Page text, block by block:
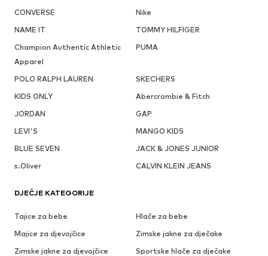
CONVERSE
Nike
NAME IT
TOMMY HILFIGER
Champion Authentic Athletic
Apparel
PUMA
POLO RALPH LAUREN
SKECHERS
KIDS ONLY
Abercrombie & Fitch
JORDAN
GAP
LEVI'S
MANGO KIDS
BLUE SEVEN
JACK & JONES JUNIOR
s.Oliver
CALVIN KLEIN JEANS
DJEČJE KATEGORIJE
Tajice za bebe
Hlače za bebe
Majice za djevojčice
Zimske jakne za dječake
Zimske jakne za djevojčice
Sportske hlače za dječake